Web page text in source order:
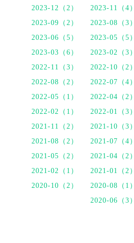
2023-12（2）
2023-11（4）
2023-09（2）
2023-08（3）
2023-06（5）
2023-05（5）
2023-03（6）
2023-02（3）
2022-11（3）
2022-10（2）
2022-08（2）
2022-07（4）
2022-05（1）
2022-04（2）
2022-02（1）
2022-01（3）
2021-11（2）
2021-10（3）
2021-08（2）
2021-07（4）
2021-05（2）
2021-04（2）
2021-02（1）
2021-01（2）
2020-10（2）
2020-08（1）
2020-06（3）